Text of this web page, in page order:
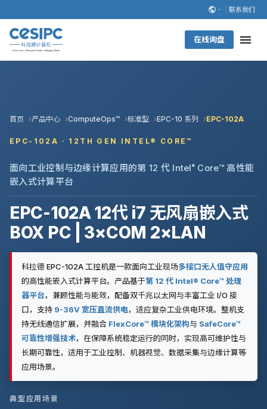
联系我们
在线询盘
首页 产品中心 ComputeOps™ 标准型 EPC-10 系列 EPC-102A
EPC-102A · 12TH GEN INTEL® CORE™
面向工业控制与边缘计算应用的第 12 代 Intel® Core™ 高性能
嵌入式计算平台
EPC-102A 12代 i7 无风扇嵌入式
BOX PC | 3×COM 2×LAN
科拉德 EPC-102A 工控机是一款面向工业现场多接口无人值守应用
的高性能嵌入式计算平台。产品基于第 12 代 Intel® Core™ 处理
器平台，兼顾性能与能效，配备双千兆以太网与丰富工业 I/O 接
口，支持 9-36V 宽压直流供电，适应复杂工业供电环境。整机支
持无线通信扩展，并融合 FlexCore™ 模块化架构与 SafeCore™
可靠性增强技术，在保障系统稳定运行的同时，实现高可维护性与
长期可靠性，适用于工业控制、机器视觉、数据采集与边缘计算等
应用场景。
典型应用场景